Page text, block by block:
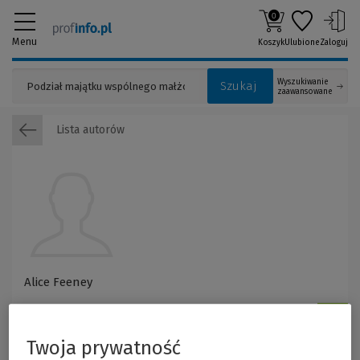
Menu
Szukaj
Wyszukiwanie
zaawansowane
0
KoszykUlubioneZaloguj
Alice Feeney
Lista autorów
Twoja prywatność